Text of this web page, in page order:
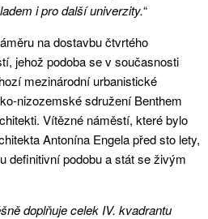
i pro další univerzity.“
na dostavbu čtvrtého
jehož podoba se v současnosti
mezinárodní urbanistické
nizozemské sdružení Benthem
Vítězné náměstí, které bylo
Antonína Engela před sto lety,
definitivní podobu a stát se živým
doplňuje celek IV. kvadrantu